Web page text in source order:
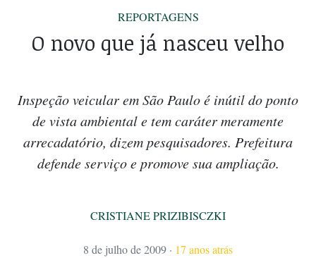
REPORTAGENS
O novo que já nasceu velho
Inspeção veicular em São Paulo é inútil do ponto
de vista ambiental e tem caráter meramente
arrecadatório, dizem pesquisadores. Prefeitura
defende serviço e promove sua ampliação.
CRISTIANE PRIZIBISCZKI
8 de julho de 2009 · 17 anos atrás